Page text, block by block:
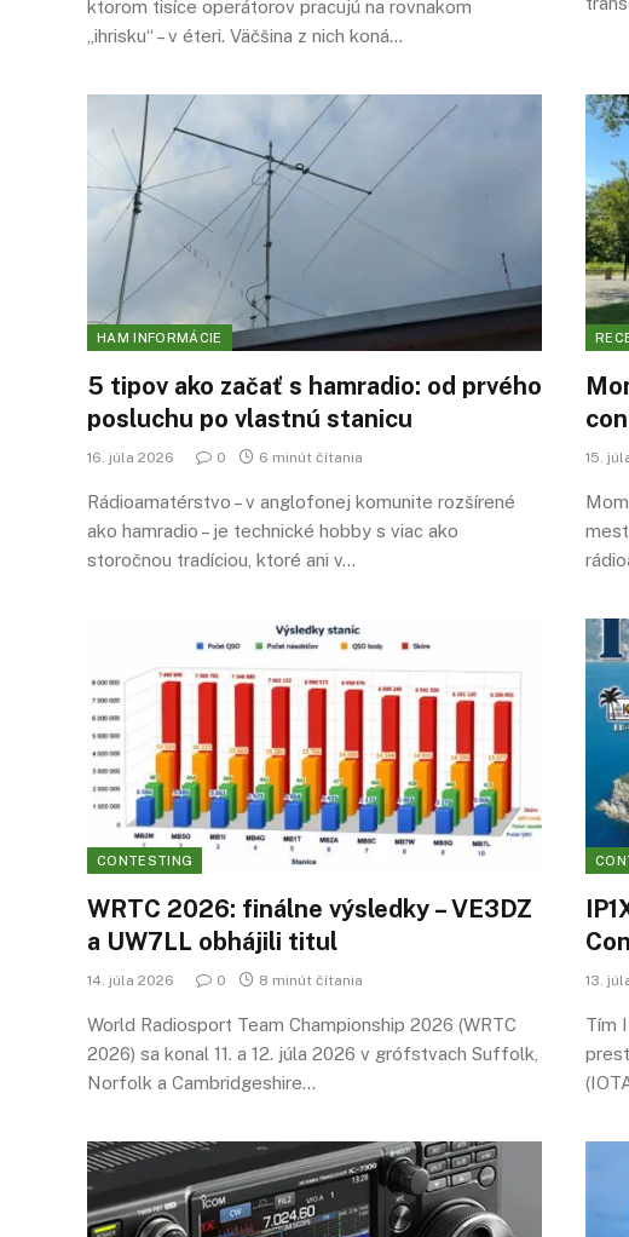
ktorom tisíce operátorov pracujú na rovnakom
„ihrisku“ – v éteri. Väčšina z nich koná…
HAM INFORMÁCIE
5 tipov ako začať s hamradio: od prvého
posluchu po vlastnú stanicu
16. júla 2026 0 6 minút čítania
Rádioamatérstvo – v anglofonej komunite rozšírené
ako hamradio – je technické hobby s viac ako
storočnou tradíciou, ktoré ani v…
15.
CONTESTING
WRTC 2026: finálne výsledky – VE3DZ
a UW7LL obhájili titul
14. júla 2026 0 8 minút čítania
World Radiosport Team Championship 2026 (WRTC
2026) sa konal 11. a 12. júla 2026 v grófstvach Suffolk,
Norfolk a Cambridgeshire…
13.
Tím